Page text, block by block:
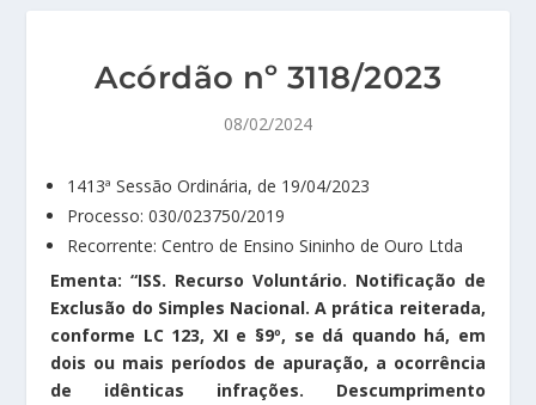
Acórdão nº 3118/2023
08/02/2024
1413ª Sessão Ordinária, de 19/04/2023
Processo: 030/023750/2019
Recorrente: Centro de Ensino Sininho de Ouro Ltda
Ementa: “ISS. Recurso Voluntário. Notificação de
Exclusão do Simples Nacional. A prática reiterada,
conforme LC 123, XI e §9º, se dá quando há, em
dois ou mais períodos de apuração, a ocorrência
de idênticas infrações. Descumprimento